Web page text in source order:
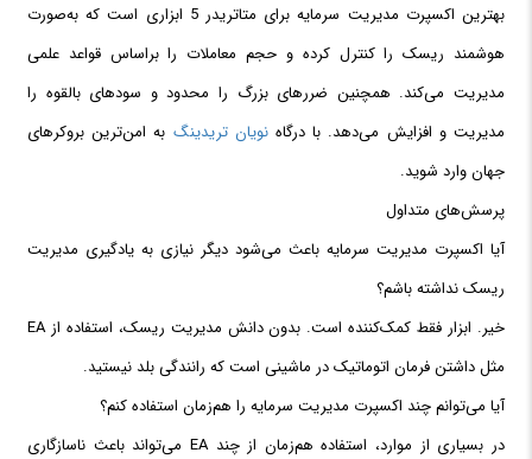
بهترین اکسپرت مدیریت سرمایه برای متاتریدر 5 ابزاری است که به‌صورت
هوشمند ریسک را کنترل کرده و حجم معاملات را براساس قواعد علمی
مدیریت می‌کند. همچنین ضررهای بزرگ را محدود و سودهای بالقوه را
مدیریت و افزایش می‌دهد. با درگاهنویان تریدینگ به امن‌ترین بروکرهای
جهان وارد شوید.
پرسش‌های متداول
آیا اکسپرت مدیریت سرمایه باعث می‌شود دیگر نیازی به یادگیری مدیریت
ریسک نداشته باشم؟
خیر. ابزار فقط کمک‌کننده است. بدون دانش مدیریت ریسک، استفاده از EA
مثل داشتن فرمان اتوماتیک در ماشینی است که رانندگی بلد نیستید.
آیا می‌توانم چند اکسپرت مدیریت سرمایه را هم‌زمان استفاده کنم؟
در بسیاری از موارد، استفاده هم‌زمان از چند EA می‌تواند باعث ناسازگاری